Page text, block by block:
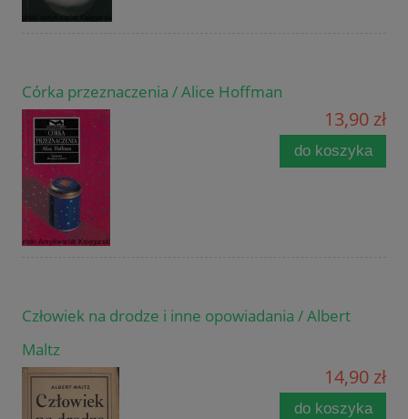
Córka przeznaczenia / Alice Hoffman
13,90 zł
do koszyka
Człowiek na drodze i inne opowiadania / Albert
Maltz
14,90 zł
do koszyka